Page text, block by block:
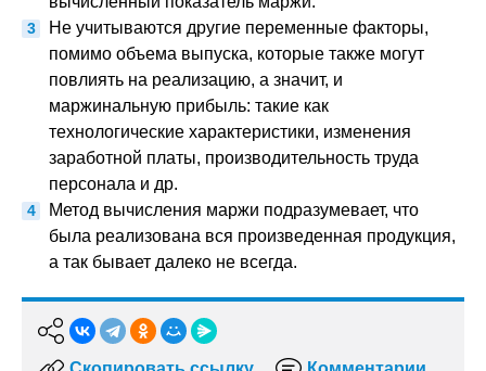
Не учитываются другие переменные факторы,
помимо объема выпуска, которые также могут
повлиять на реализацию, а значит, и
маржинальную прибыль: такие как
технологические характеристики, изменения
заработной платы, производительность труда
персонала и др.
Метод вычисления маржи подразумевает, что
была реализована вся произведенная продукция,
а так бывает далеко не всегда.